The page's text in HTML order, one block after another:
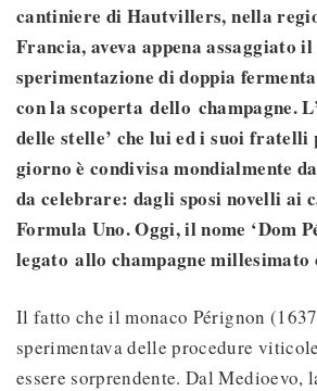
cantiniere di Hautvillers, nella
Francia, aveva appena assaggiato
sperimentazione di doppia
con la scopertadello champagne.
delle stelle’ che lui ed i suoi fratelli
giorno è condivisa mondialmente
da celebrare: dagli sposi novelli ai
Formula Uno. Oggi, il nome ‘Dom
legatoallochampagne millesimato
Il fatto che il monaco Pérignon
sperimentava delle procedure
essere sorprendente. Dal Medioevo,